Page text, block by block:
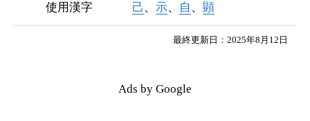
使用漢字 己 、 示、 自 、 顕
最終更新日：2025年8月12日
Ads by Google